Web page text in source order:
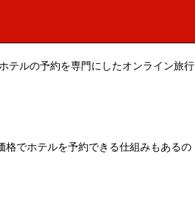
テルの予約を専門にしたオンライン旅行
でホテルを予約できる仕組みもあるの